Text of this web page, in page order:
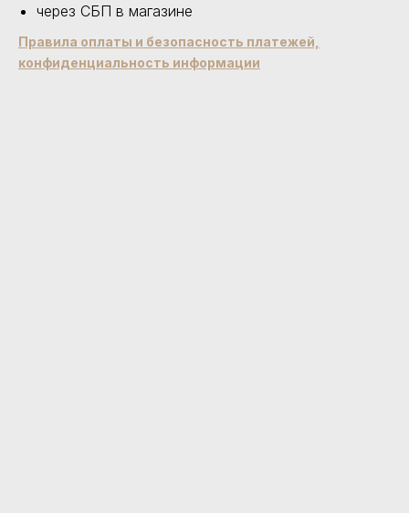
через СБП в магазине
Правила оплаты и безопасность платежей,
конфиденциальность информации